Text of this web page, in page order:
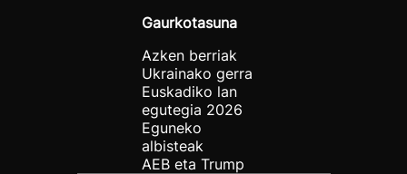
Gaurkotasuna
Azken berriak
Ukrainako gerra
Euskadiko lan
egutegia 2026
Eguneko
albisteak
AEB eta Trump